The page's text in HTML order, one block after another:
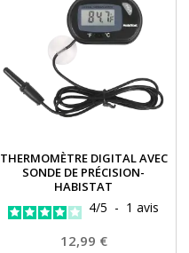
THERMOMÈTRE DIGITAL AVEC
SONDE DE PRÉCISION-
HABISTAT
4/5 - 1 avis
Prix
12,99 €